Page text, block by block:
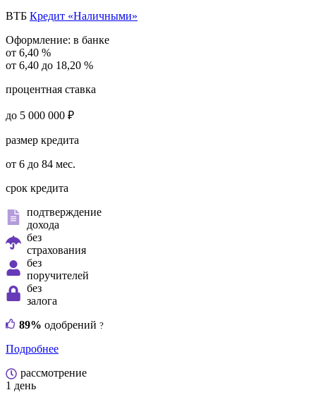
ВТБ Кредит «Наличными»
Оформление: в банке
от 6,40 %
от 6,40 до 18,20 %
процентная ставка
до 5 000 000 ₽
размер кредита
от 6 до 84 мес.
срок кредита
подтверждение
дохода
без
страхования
без
поручителей
без
залога
89% одобрений ?
Подробнее
рассмотрение
1 день